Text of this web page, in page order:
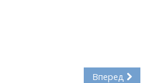
Вперед